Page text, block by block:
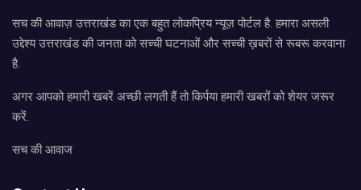
सच की आवाज़ उत्तराखंड का एक बहुत लोकप्रिय न्यूज़ पोर्टल है. हमारा असली
उद्देश्य उत्तराखंड की जनता को सच्ची घटनाओं और सच्ची ख़बरों से रूबरू करवाना
है.
अगर आपको हमारी खबरें अच्छी लगती हैं तो किर्पया हमारी खबरों को शेयर जरूर
करें.
सच की आवाज